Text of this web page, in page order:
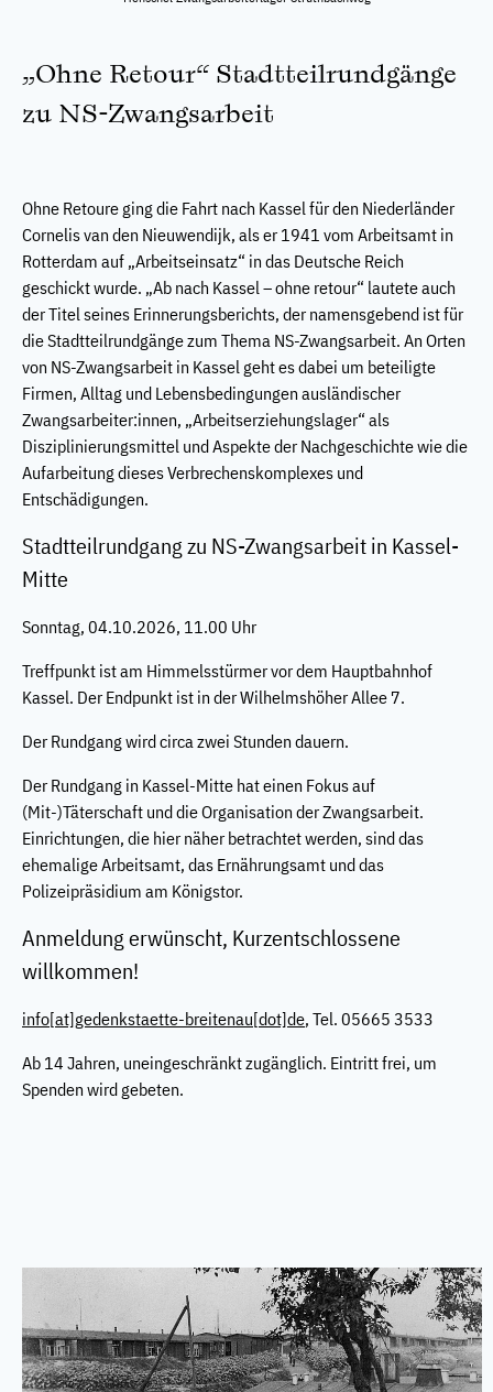
„Ohne Retour“ Stadtteilrundgänge
zu NS-Zwangsarbeit
Ohne Retoure ging die Fahrt nach Kassel für den Niederländer
Cornelis van den Nieuwendijk, als er 1941 vom Arbeitsamt in
Rotterdam auf „Arbeitseinsatz“ in das Deutsche Reich
geschickt wurde. „Ab nach Kassel – ohne retour“ lautete auch
der Titel seines Erinnerungsberichts, der namensgebend ist für
die Stadtteilrundgänge zum Thema NS-Zwangsarbeit. An Orten
von NS-Zwangsarbeit in Kassel geht es dabei um beteiligte
Firmen, Alltag und Lebensbedingungen ausländischer
Zwangsarbeiter:innen, „Arbeitserziehungslager“ als
Disziplinierungsmittel und Aspekte der Nachgeschichte wie die
Aufarbeitung dieses Verbrechenskomplexes und
Entschädigungen.
Stadtteilrundgang zu NS-Zwangsarbeit in Kassel-
Mitte
Sonntag, 04.10.2026, 11.00 Uhr
Treffpunkt ist am Himmelsstürmer vor dem Hauptbahnhof
Kassel. Der Endpunkt ist in der Wilhelmshöher Allee 7.
Der Rundgang wird circa zwei Stunden dauern.
Der Rundgang in Kassel-Mitte hat einen Fokus auf
(Mit-)Täterschaft und die Organisation der Zwangsarbeit.
Einrichtungen, die hier näher betrachtet werden, sind das
ehemalige Arbeitsamt, das Ernährungsamt und das
Polizeipräsidium am Königstor.
Anmeldung erwünscht, Kurzentschlossene
willkommen!
info[at]gedenkstaette-breitenau[dot]de, Tel. 05665 3533
Ab 14 Jahren, uneingeschränkt zugänglich. Eintritt frei, um
Spenden wird gebeten.